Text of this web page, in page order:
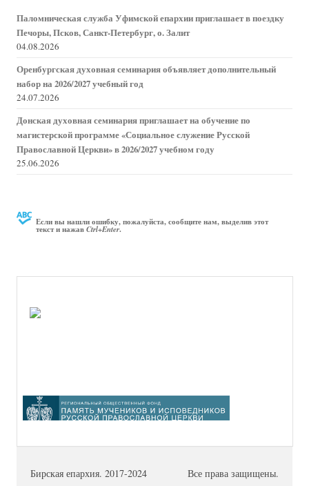
Паломническая служба Уфимской епархии приглашает в поездку
Печоры, Псков, Санкт-Петербург, о. Залит
04.08.2026
Оренбургская духовная семинария объявляет дополнительный
набор на 2026/2027 учебный год
24.07.2026
Донская духовная семинария приглашает на обучение по
магистерской программе «Социальное служение Русской
Православной Церкви» в 2026/2027 учебном году
25.06.2026
Если вы нашли ошибку, пожалуйста, сообщите нам, выделив этот
текст и нажавCtrl+Enter.
Бирская епархия. 2017-2024 Все права защищены.